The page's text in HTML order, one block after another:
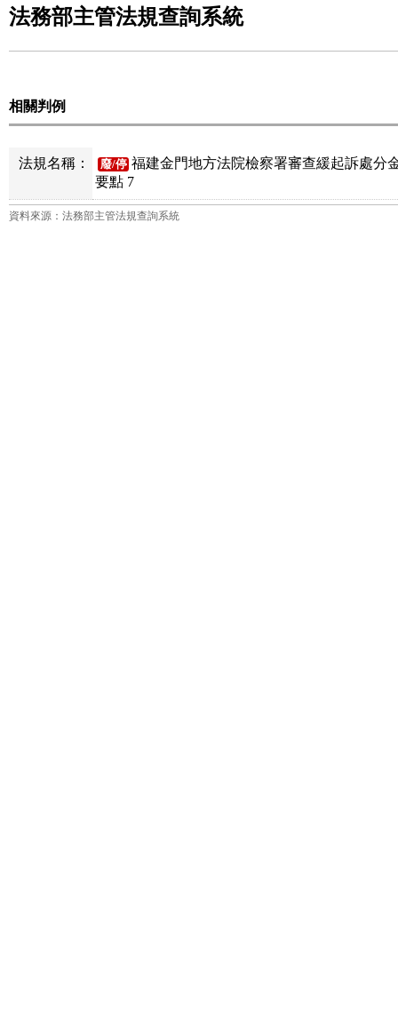
法務部主管法規查詢系統
相關判例
法規名稱： 廢/停 福建金門地方法院檢察署審查緩起訴處分
要點 7
資料來源：法務部主管法規查詢系統